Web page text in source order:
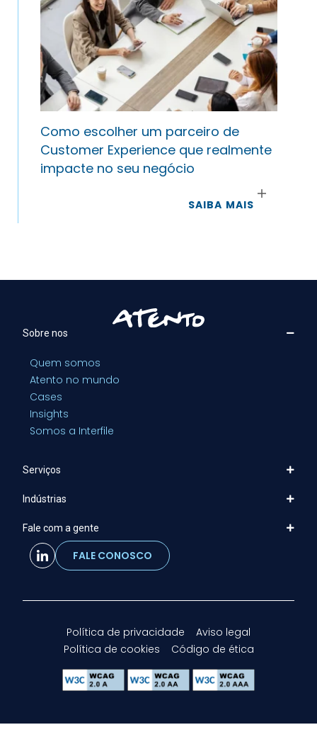
Como escolher um parceiro de
Customer Experience que realmente
impacte no seu negócio
SAIBA MAIS
Sobre nos
Quem somos
Atento no mundo
Cases
Insights
Somos a Interfile
Serviços
Indústrias
Fale com a gente
FALE CONOSCO
Política de privacidade
Aviso legal
Política de cookies
Código de ética